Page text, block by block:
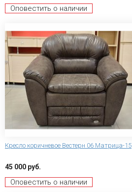
Оповестить о наличии
Кресло коричневое Вестерн 06 Матрица-15
45 000 руб.
Оповестить о наличии